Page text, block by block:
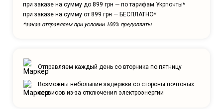
при заказе на сумму до 899 грн — по тарифам Укрпочты*
при заказе на сумму от 899 грн — БЕСПЛАТНО*
*заказ отправляем при условии 100% предоплаты
Отправляем каждый день со вторника по пятницу
Возможны небольшие задержки со стороны почтовых
сервисов из-за отключения электроэнергии